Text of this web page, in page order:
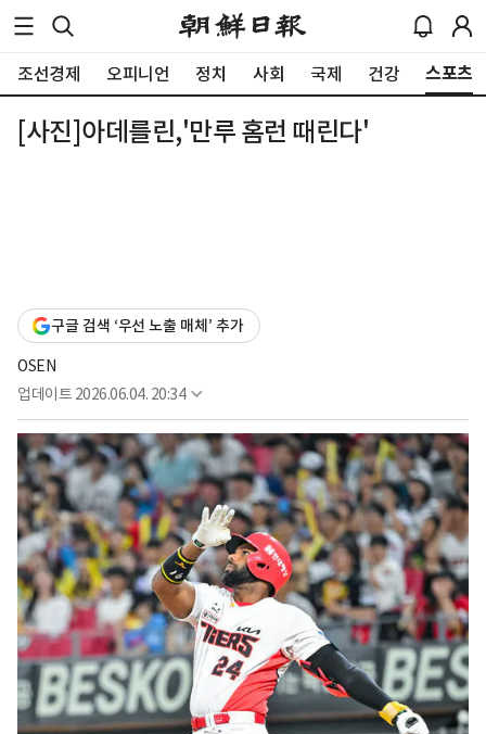
조선경제 오피니언 정치 사회 국제 건강 스포츠
[사진]아데를린,'만루 홈런 때린다'
구글 검색 ‘우선 노출 매체’ 추가
OSEN
업데이트 2026.06.04. 20:34